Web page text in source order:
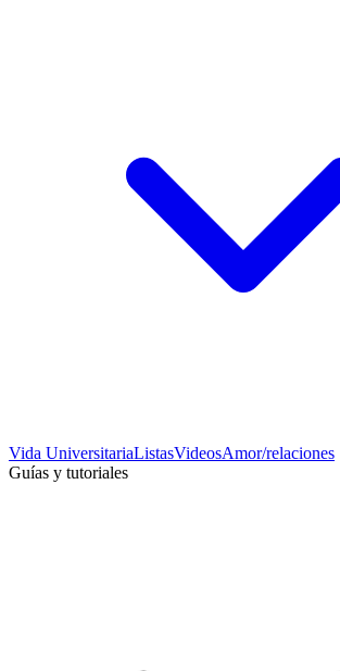
Vida UniversitariaListasVideosAmor/relaciones
Guías y tutoriales